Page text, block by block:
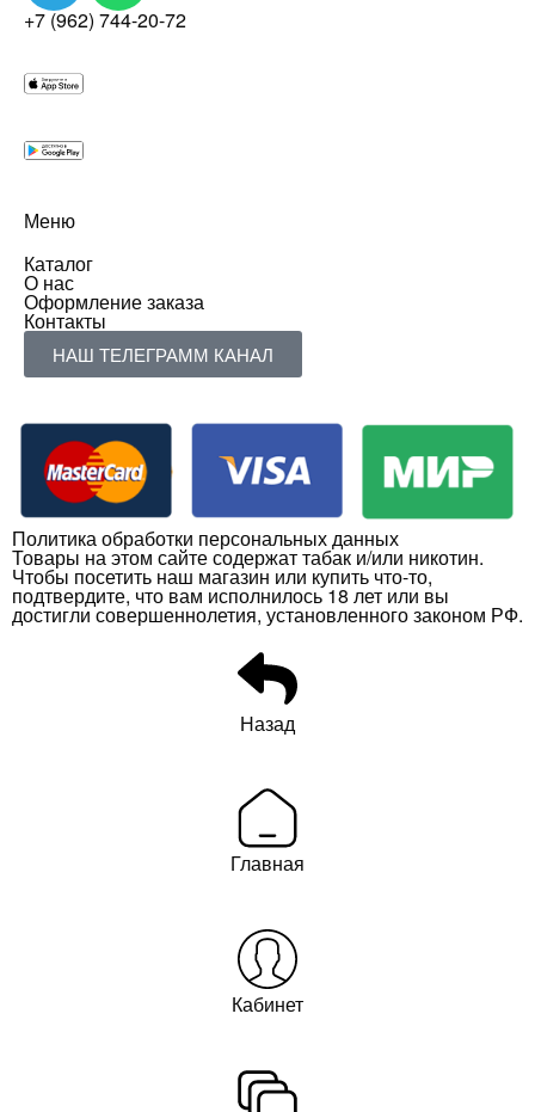
+7 (962) 744-20-72
Меню
Каталог
О нас
Оформление заказа
Контакты
НАШ ТЕЛЕГРАММ КАНАЛ
Политика обработки персональных данных
Товары на этом сайте содержат табак и/или никотин.
Чтобы посетить наш магазин или купить что-то,
подтвердите, что вам исполнилось 18 лет или вы
достигли совершеннолетия, установленного законом РФ.
Назад
Главная
Кабинет